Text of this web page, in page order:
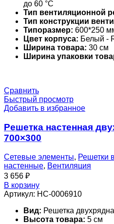
до 60 °С
Тип вентиляционной
Тип конструкции
Типоразмер: 600*250
Цвет корпуса: Белый -
Ширина товара: 30 см
Ширина упаковки
Сравнить
Быстрый просмотр
Добавить в избранное
Решетка настенная
700×300
Сетевые элементы, Решетки
настенные, Вентиляция
3 656 ₽
В корзину
Артикул: НС-0006910
Вид: Решетка
Высота товара: 5 см